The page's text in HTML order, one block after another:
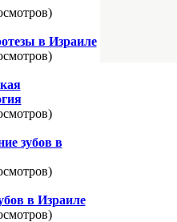
в Израиле
зубов в
в Израиле